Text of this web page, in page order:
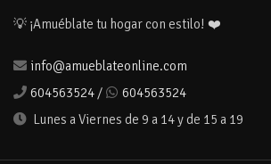
💡 ¡Amuéblate tu hogar con estilo! ❤️
info@amueblateonline.com
604563524 /
604563524
Lunes a Viernes de 9 a 14 y de 15 a 19